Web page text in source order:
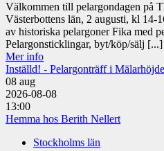
Välkommen till pelargondagen på
Västerbottens län, 2 augusti, kl 14-
av historiska pelargoner Fika med
Pelargonsticklingar, byt/köp/sälj [...]
Mer info
Inställd! - Pelargonträff i
08 aug
2026-08-08
13:00
Hemma hos Berith Nellert
Stockholms län